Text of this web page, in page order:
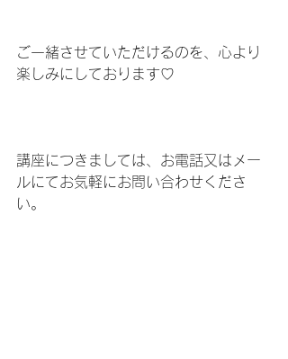
ご一緒させていただけるのを、心より
楽しみにしております♡
講座につきましては、お電話又はメー
ルにてお気軽にお問い合わせくださ
い。